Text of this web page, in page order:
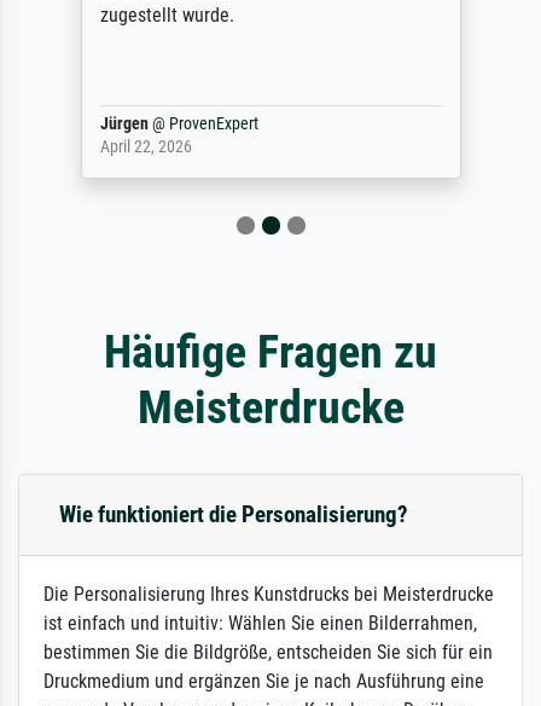
zugestellt wurde.
Jürgen@ ProvenExpert
April 22, 2026
Häufige Fragen zu
Meisterdrucke
Wie funktioniert die Personalisierung?
Die Personalisierung Ihres Kunstdrucks bei Meisterdrucke
ist einfach und intuitiv: Wählen Sie einen Bilderrahmen,
bestimmen Sie die Bildgröße, entscheiden Sie sich für ein
Druckmedium und ergänzen Sie je nach Ausführung eine